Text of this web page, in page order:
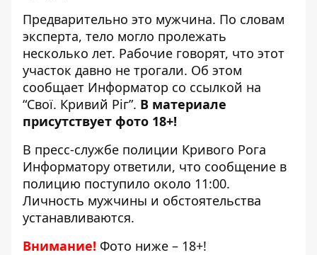
Предварительно это мужчина. По словам
эксперта, тело могло пролежать
несколько лет. Рабочие говорят, что этот
участок давно не трогали. Об этом
сообщает Информатор со ссылкой на
“Свої. Кривий Ріг”. В материале
присутствует фото 18+!
В пресс-службе полиции Кривого Рога
Информатору ответили, что сообщение в
полицию поступило около 11:00.
Личность мужчины и обстоятельства
устанавливаются.
Внимание! Фото ниже – 18+!